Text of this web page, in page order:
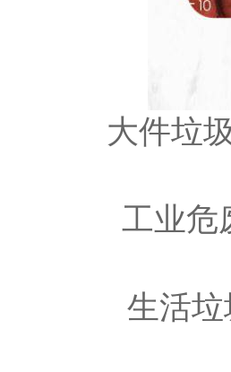
大件垃
工业
生活